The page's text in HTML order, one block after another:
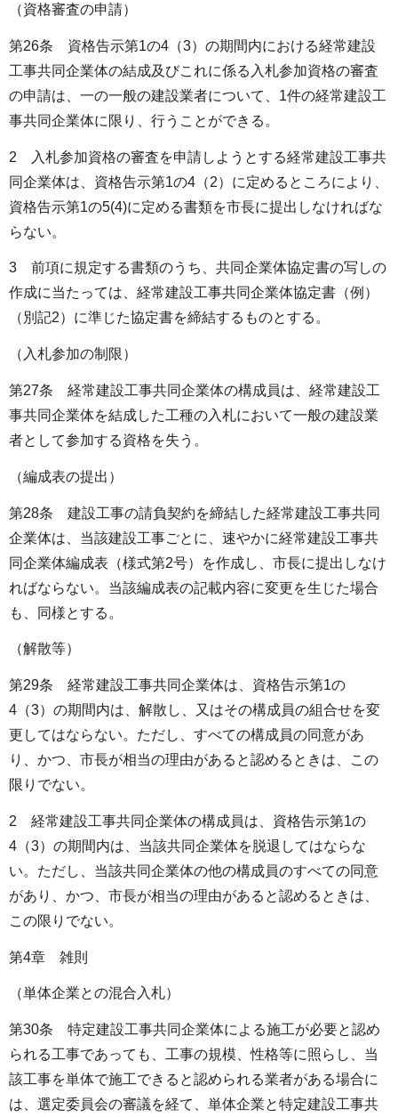
（資格審査の申請）
第26条 資格告示第1の4（3）の期間内における経常建設
工事共同企業体の結成及びこれに係る入札参加資格の審査
の申請は、一の一般の建設業者について、1件の経常建設工
事共同企業体に限り、行うことができる。
2 入札参加資格の審査を申請しようとする経常建設工事共
同企業体は、資格告示第1の4（2）に定めるところにより、
資格告示第1の5(4)に定める書類を市長に提出しなければな
らない。
3 前項に規定する書類のうち、共同企業体協定書の写しの
作成に当たっては、経常建設工事共同企業体協定書（例）
（別記2）に準じた協定書を締結するものとする。
（入札参加の制限）
第27条 経常建設工事共同企業体の構成員は、経常建設工
事共同企業体を結成した工種の入札において一般の建設業
者として参加する資格を失う。
（編成表の提出）
第28条 建設工事の請負契約を締結した経常建設工事共同
企業体は、当該建設工事ごとに、速やかに経常建設工事共
同企業体編成表（様式第2号）を作成し、市長に提出しなけ
ればならない。当該編成表の記載内容に変更を生じた場合
も、同様とする。
（解散等）
第29条 経常建設工事共同企業体は、資格告示第1の
4（3）の期間内は、解散し、又はその構成員の組合せを変
更してはならない。ただし、すべての構成員の同意があ
り、かつ、市長が相当の理由があると認めるときは、この
限りでない。
2 経常建設工事共同企業体の構成員は、資格告示第1の
4（3）の期間内は、当該共同企業体を脱退してはならな
い。ただし、当該共同企業体の他の構成員のすべての同意
があり、かつ、市長が相当の理由があると認めるときは、
この限りでない。
第4章 雑則
（単体企業との混合入札）
第30条 特定建設工事共同企業体による施工が必要と認め
られる工事であっても、工事の規模、性格等に照らし、当
該工事を単体で施工できると認められる業者がある場合に
は、選定委員会の審議を経て、単体企業と特定建設工事共